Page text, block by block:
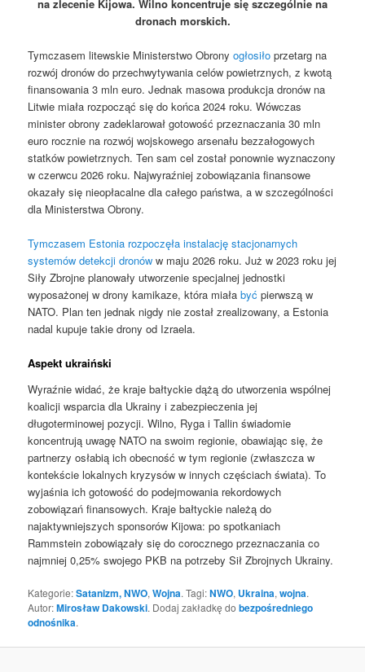
na zlecenie Kijowa. Wilno koncentruje się szczególnie na
dronach morskich.
Tymczasem litewskie Ministerstwo Obronyogłosiłoprzetarg na
rozwój dronów do przechwytywania celów powietrznych, z kwotą
finansowania 3 mln euro. Jednak masowa produkcja dronów na
Litwie miała rozpocząć się do końca 2024 roku. Wówczas
minister obrony zadeklarował gotowość przeznaczania 30 mln
euro rocznie na rozwój wojskowego arsenału bezzałogowych
statków powietrznych. Ten sam cel został ponownie wyznaczony
w czerwcu 2026 roku. Najwyraźniej zobowiązania finansowe
okazały się nieopłacalne dla całego państwa, a w szczególności
dla Ministerstwa Obrony.
Tymczasem Estonia rozpoczęła instalację stacjonarnych
systemów detekcji dronóww maju 2026 roku. Już w 2023 roku jej
Siły Zbrojne planowały utworzenie specjalnej jednostki
wyposażonej w drony kamikaze, która miałabyćpierwszą w
NATO. Plan ten jednak nigdy nie został zrealizowany, a Estonia
nadal kupuje takie drony od Izraela.
Aspekt ukraiński
Wyraźnie widać, że kraje bałtyckie dążą do utworzenia wspólnej
koalicji wsparcia dla Ukrainy i zabezpieczenia jej
długoterminowej pozycji. Wilno, Ryga i Tallin świadomie
koncentrują uwagę NATO na swoim regionie, obawiając się, że
partnerzy osłabią ich obecność w tym regionie (zwłaszcza w
kontekście lokalnych kryzysów w innych częściach świata). To
wyjaśnia ich gotowość do podejmowania rekordowych
zobowiązań finansowych. Kraje bałtyckie należą do
najaktywniejszych sponsorów Kijowa: po spotkaniach
Rammstein zobowiązały się do corocznego przeznaczania co
najmniej 0,25% swojego PKB na potrzeby Sił Zbrojnych Ukrainy.
Kategorie:Satanizm, NWO,Wojna. Tagi:NWO, Ukraina,wojna.
Autor:Mirosław Dakowski. Dodaj zakładkę dobezpośredniego
odnośnika.